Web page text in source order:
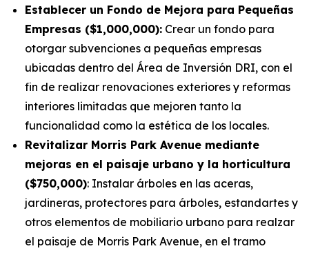
Establecer un Fondo de Mejora para Pequeñas
Empresas ($1,000,000): Crear un fondo para
otorgar subvenciones a pequeñas empresas
ubicadas dentro del Área de Inversión DRI, con el
fin de realizar renovaciones exteriores y reformas
interiores limitadas que mejoren tanto la
funcionalidad como la estética de los locales.
Revitalizar Morris Park Avenue mediante
mejoras en el paisaje urbano y la horticultura
($750,000): Instalar árboles en las aceras,
jardineras, protectores para árboles, estandartes y
otros elementos de mobiliario urbano para realzar
el paisaje de Morris Park Avenue, en el tramo